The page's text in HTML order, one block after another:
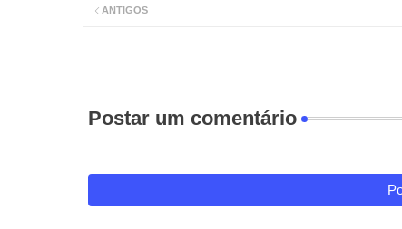
ANTIGOS
Postar um comentário